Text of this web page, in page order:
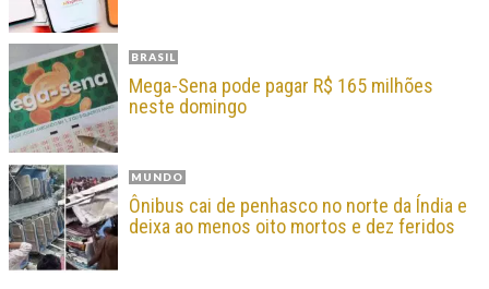
BRASIL
Mega-Sena pode pagar R$ 165 milhões
neste domingo
MUNDO
Ônibus cai de penhasco no norte da Índia e
deixa ao menos oito mortos e dez feridos